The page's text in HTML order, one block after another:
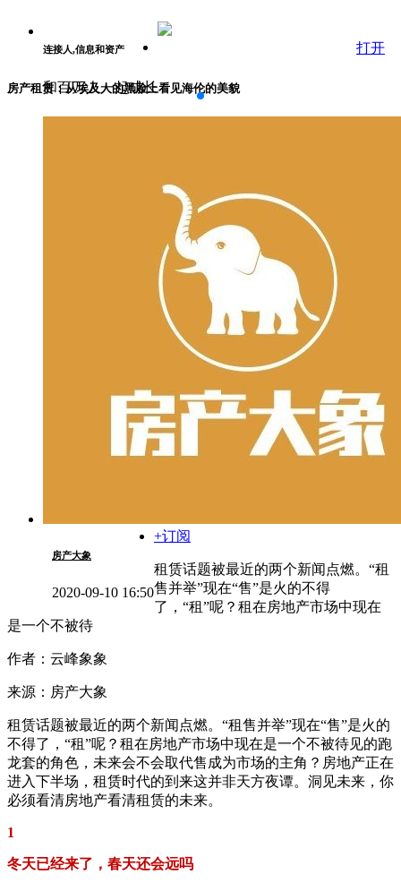
连接人,信息和资产
和百万人一起成长
打开
房产租赁：从埃及人的黑脸上看见海伦的美貌
房产大象
2020-09-10 16:50
+订阅
租赁话题被最近的两个新闻点燃。“租
售并举”现在“售”是火的不得
了，“租”呢？租在房地产市场中现在
是一个不被待
作者：云峰象象
来源：房产大象
租赁话题被最近的两个新闻点燃。“租售并举”现在“售”是火的
不得了，“租”呢？租在房地产市场中现在是一个不被待见的跑
龙套的角色，未来会不会取代售成为市场的主角？房地产正在
进入下半场，租赁时代的到来这并非天方夜谭。洞见未来，你
必须看清房地产看清租赁的未来。
1
冬天已经来了，春天还会远吗